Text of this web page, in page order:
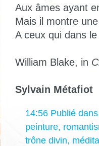
Aux âmes ayant
Mais il montre
A ceux qui dans
William Blake, in
Sylvain Métafiot
14:56 Publié dans
peinture,
trône divin,